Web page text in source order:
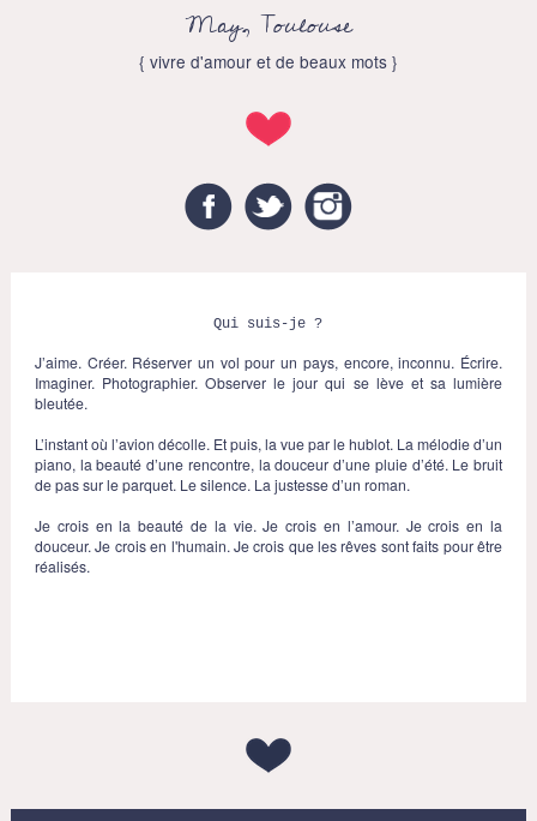
May, Toulouse
{ vivre d'amour et de beaux mots }
FacebookTwitter
Qui suis-je ?
J’aime. Créer. Réserver un vol pour un pays, encore, inconnu. Écrire.
Imaginer. Photographier. Observer le jour qui se lève et sa lumière
bleutée.
L’instant où l’avion décolle. Et puis, la vue par le hublot. La mélodie d’un
piano, la beauté d’une rencontre, la douceur d’une pluie d’été. Le bruit
de pas sur le parquet. Le silence. La justesse d’un roman.
Je crois en la beauté de la vie. Je crois en l’amour. Je crois en la
douceur. Je crois en l'humain. Je crois que les rêves sont faits pour être
réalisés.